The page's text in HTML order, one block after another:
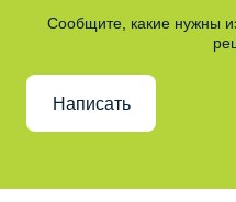
Сообщите, какие нужны
Написать